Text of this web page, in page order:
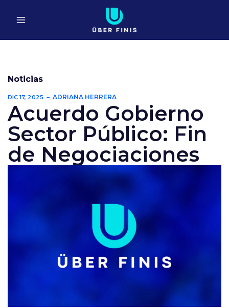
Noticias
DIC 17, 2025 ADRIANA HERRERA
Acuerdo Gobierno
Sector Público: Fin
de Negociaciones